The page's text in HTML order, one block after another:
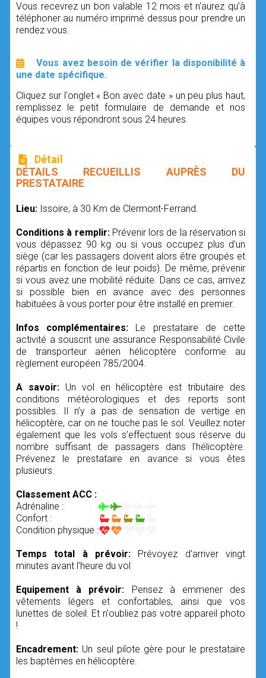
Vous recevrez un bon valable 12 mois et n'aurez qu’à
téléphoner au numéro imprimé dessus pour prendre un
rendez vous.
Vous avez besoin de vérifier la disponibilité à
une date spécifique.
Cliquez sur l'onglet « Bon avec date » un peu plus haut,
remplissez le petit formulaire de demande et nos
équipes vous répondront sous 24 heures.
Détail
DÉTAILS RECUEILLIS AUPRÈS DU
PRESTATAIRE
Lieu: Issoire, à 30 Km de Clermont-Ferrand.
Conditions à remplir: Prévenir lors de la réservation si
vous dépassez 90 kg ou si vous occupez plus d'un
siège (car les passagers doivent alors être groupés et
répartis en fonction de leur poids). De même, prévenir
si vous avez une mobilité réduite. Dans ce cas, arrivez
si possible bien en avance avec des personnes
habituées à vous porter pour être installé en premier.
Infos complémentaires: Le prestataire de cette
activité a souscrit une assurance Responsabilité Civile
de transporteur aérien hélicoptère conforme au
règlement européen 785/2004.
A savoir: Un vol en hélicoptère est tributaire des
conditions météorologiques et des reports sont
possibles. Il n’y a pas de sensation de vertige en
hélicoptère, car on ne touche pas le sol. Veuillez noter
également que les vols s’effectuent sous réserve du
nombre suffisant de passagers dans l’hélicoptère.
Prévenez le prestataire en avance si vous êtes
plusieurs.
Classement ACC :
Adrénaline :
Confort :
Condition physique :
Temps total à prévoir: Prévoyez d'arriver vingt
minutes avant l'heure du vol
Equipement à prévoir: Pensez à emmener des
vêtements légers et confortables, ainsi que vos
lunettes de soleil. Et n'oubliez pas votre appareil photo
!
Encadrement: Un seul pilote gère pour le prestataire
les baptêmes en hélicoptère.